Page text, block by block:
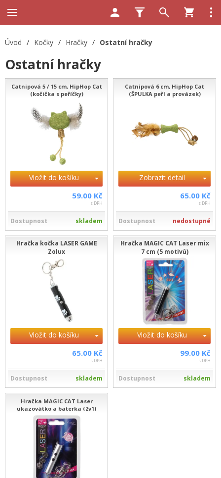
Úvod / Kočky / Hračky / Ostatní hračky
Ostatní hračky
Catnipová 5 / 15 cm, HipHop Cat
(kočička s peříčky)
Vložit do košíku
59.00 Kč
s DPH
Dostupnost skladem
Catnipová 6 cm, HipHop Cat
(ŠPULKA peří a provázek)
Zobrazit detail
65.00 Kč
s DPH
Dostupnost nedostupné
Hračka kočka LASER GAME
Zolux
Vložit do košíku
65.00 Kč
s DPH
Dostupnost skladem
Hračka MAGIC CAT Laser mix
7 cm (5 motivů)
Vložit do košíku
99.00 Kč
s DPH
Dostupnost skladem
Hračka MAGIC CAT Laser
ukazovátko a baterka (2v1)